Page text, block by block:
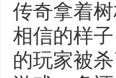
传奇拿着
相信的样
的玩家被